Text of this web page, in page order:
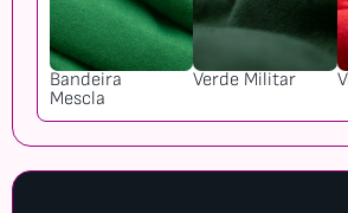
Bandeira Verde Militar
Mescla